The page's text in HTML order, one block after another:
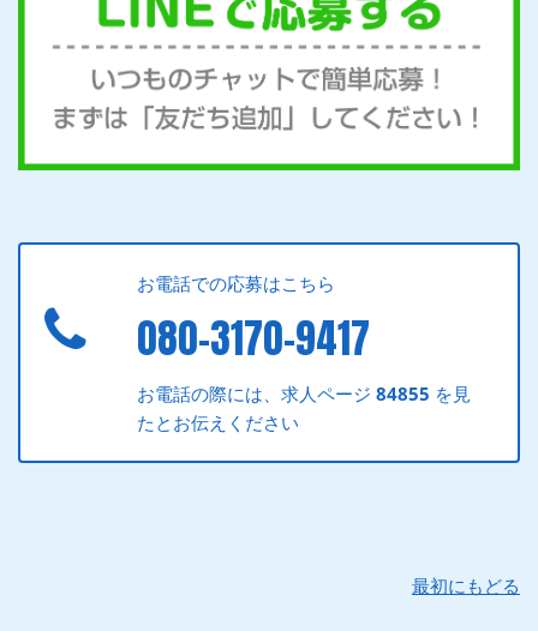
お電話での応募はこちら
080-3170-9417
お電話の際には、求人ページ84855 を見
たとお伝えください
最初にもどる